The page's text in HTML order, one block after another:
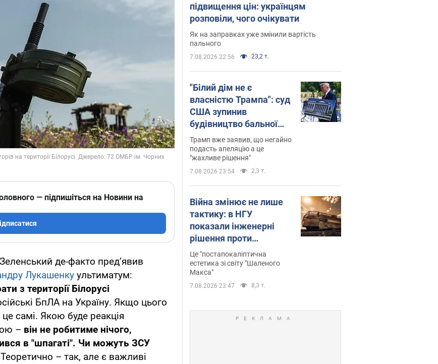
— підпишіться на Новини на
де-факто пред’явив
Лукашенку ультиматум:
з території Білорусі
БпЛА на Україну. Якщо цього
це самі. Якою буде реакція
– він не робитиме нічого,
в "шпагаті". Чи можуть ЗСУ
Теоретично – так, але є важливі
підвищення цін: українцям
розповіли, чого очікувати
Як на заправках уже змінили вартість
пального
7.08.2026 22:56 23,2 т.
"Білий дім не є
власністю Трампа": суд
США зупинив
будівництво бальної
зали за $400 млн
Трамп вже заявив, що негайно
подасть апеляцію а це
"жахливе рішення"
7.08.2026 23:54 2,3 т.
Війна змінює не лише
тактику: в НГУ
показали інженерні
рішення проти
російських FPV-дронів.
Фото
Це "постапокаліптична
естетика зі світу "Шаленого
Макса"
7.08.2026 23:47 8,3 т.